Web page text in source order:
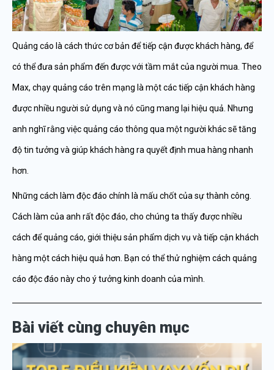
Quảng cáo là cách thức cơ bản để tiếp cận được khách hàng, để
có thể đưa sản phẩm đến được với tầm mắt của người mua. Theo
Max, chạy quảng cáo trên mạng là một các tiếp cận khách hàng
được nhiều người sử dụng và nó cũng mang lại hiệu quả. Nhưng
anh nghĩ rằng việc quảng cáo thông qua một người khác sẽ tăng
độ tin tưởng và giúp khách hàng ra quyết định mua hàng nhanh
hơn.
Những cách làm độc đáo chính là mấu chốt của sự thành công.
Cách làm của anh rất độc đáo, cho chúng ta thấy được nhiều
cách để quảng cáo, giới thiệu sản phẩm dịch vụ và tiếp cận khách
hàng một cách hiệu quả hơn. Bạn có thể thử nghiệm cách quảng
cáo độc đáo này cho ý tưởng kinh doanh của mình.
Bài viết cùng chuyên mục